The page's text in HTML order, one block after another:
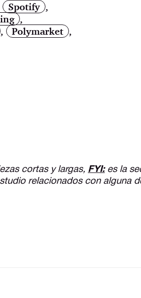
Spotify ,
,
, Polymarket ,
cortas y largas, FYI:es la
relacionados con alguna